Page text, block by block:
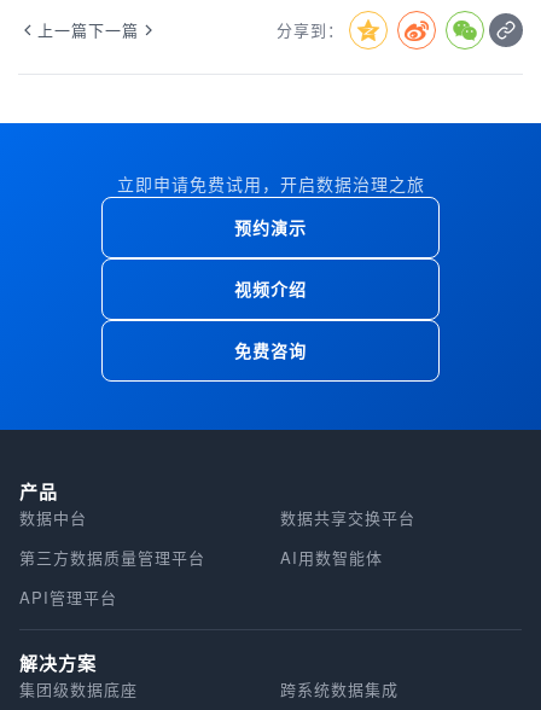
上一篇下一篇 分享到：
立即申请免费试用，开启数据治理之旅
预约演示
视频介绍
免费咨询
产品
数据中台
数据共享交换平台
第三方数据质量管理平台
AI用数智能体
API管理平台
解决方案
集团级数据底座
跨系统数据集成